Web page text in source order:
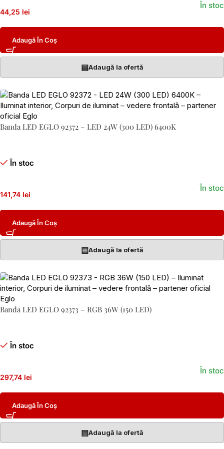
44,25 lei
În stoc
Adaugă În Coș
▤Adaugă la ofertă
Banda LED EGLO 92372 – LED 24W (300 LED) 6400K
În stoc
141,74 lei
În stoc
Adaugă În Coș
▤Adaugă la ofertă
Banda LED EGLO 92373 – RGB 36W (150 LED)
În stoc
297,74 lei
În stoc
Adaugă În Coș
▤Adaugă la ofertă